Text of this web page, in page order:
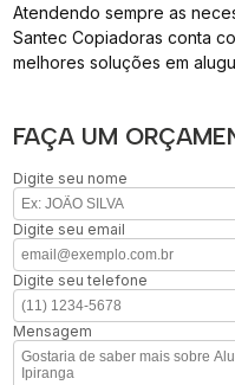
Atendendo sempre as
Santec Copiadoras conta
melhores soluções em
FAÇA UM
Digite seu nome
Digite seu email
Digite seu telefone
Mensagem